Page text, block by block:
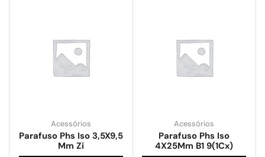
Acessórios
Parafuso Phs Iso 3,5X9,5
Mm Zi
Acessórios
Parafuso Phs Iso
4X25Mm B1 9(1Cx)